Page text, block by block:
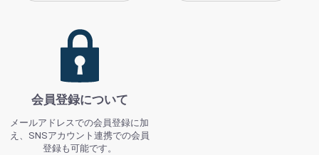
会員登録について
メールアドレスでの会員登録に加
え、SNSアカウント連携での会員
登録も可能です。